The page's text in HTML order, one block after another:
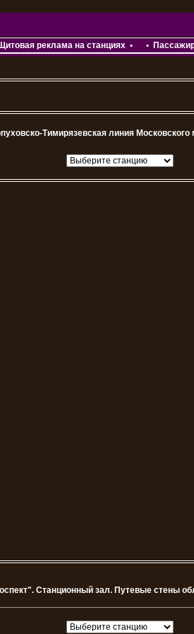
реклама на станциях • •
Тимирязевская линия Московского
Станционный зал. Путевые стены